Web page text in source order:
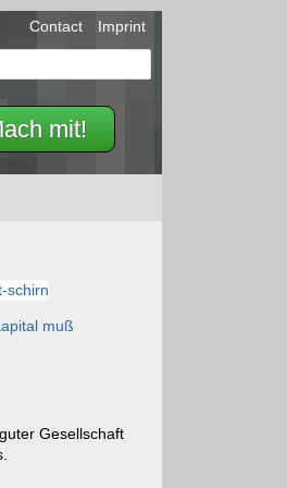
mit!
Contact Imprint
muß
Gesellschaft